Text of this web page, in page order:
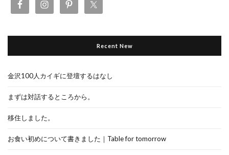
Recent New
金沢100人カイギに登壇するはなし
まずは対話するところから。
移住しました。
お食い初めについて書きました｜Table for tomorrow